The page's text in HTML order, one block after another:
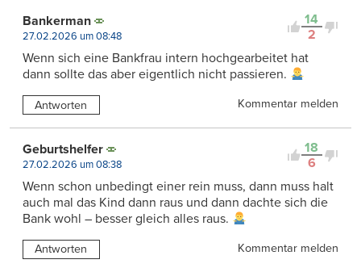
14
2
Bankerman
27.02.2026 um 08:48
Wenn sich eine Bankfrau intern hochgearbeitet hat
dann sollte das aber eigentlich nicht passieren.
Antworten Kommentar melden
18
6
Geburtshelfer
27.02.2026 um 08:38
Wenn schon unbedingt einer rein muss, dann muss halt
auch mal das Kind dann raus und dann dachte sich die
Bank wohl – besser gleich alles raus.
Antworten Kommentar melden